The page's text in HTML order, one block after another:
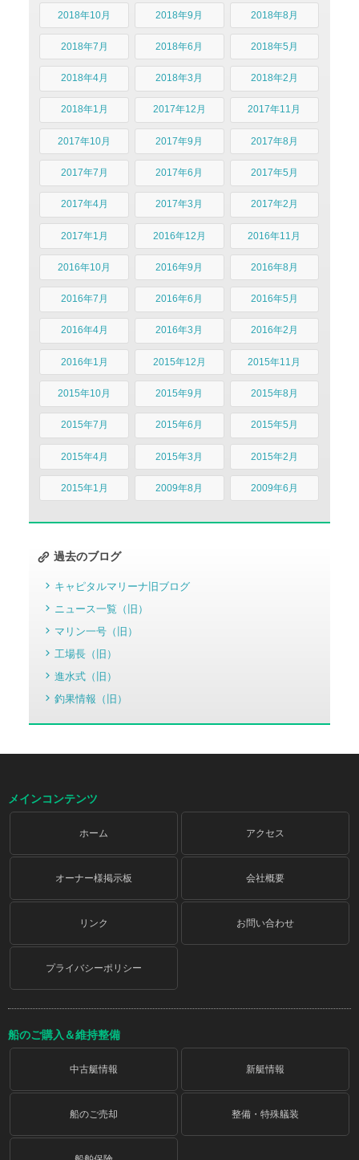
2018年10月 2018年9月 2018年8月
2018年7月 2018年6月 2018年5月
2018年4月 2018年3月 2018年2月
2018年1月 2017年12月 2017年11月
2017年10月 2017年9月 2017年8月
2017年7月 2017年6月 2017年5月
2017年4月 2017年3月 2017年2月
2017年1月 2016年12月 2016年11月
2016年10月 2016年9月 2016年8月
2016年7月 2016年6月 2016年5月
2016年4月 2016年3月 2016年2月
2016年1月 2015年12月 2015年11月
2015年10月 2015年9月 2015年8月
2015年7月 2015年6月 2015年5月
2015年4月 2015年3月 2015年2月
2015年1月 2009年8月 2009年6月
過去のブログ
キャピタルマリーナ旧ブログ
ニュース一覧（旧）
マリン一号（旧）
工場長（旧）
進水式（旧）
釣果情報（旧）
メインコンテンツ
ホーム アクセス
オーナー様掲示板 会社概要
リンク お問い合わせ
プライバシーポリシー
船のご購入＆維持整備
中古艇情報 新艇情報
船のご売却 整備・特殊艤装